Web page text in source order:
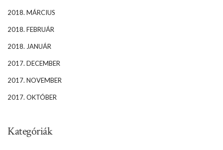
2018. MÁRCIUS
2018. FEBRUÁR
2018. JANUÁR
2017. DECEMBER
2017. NOVEMBER
2017. OKTÓBER
Kategóriák